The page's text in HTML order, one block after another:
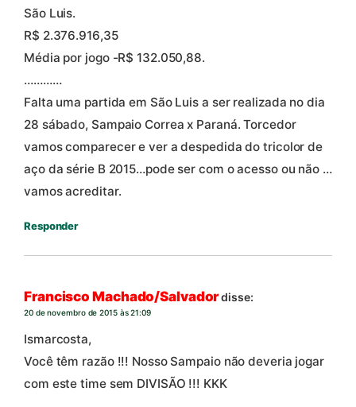
São Luis.
R$ 2.376.916,35
Média por jogo -R$ 132.050,88.
…………
Falta uma partida em São Luis a ser realizada no dia
28 sábado, Sampaio Correa x Paraná. Torcedor
vamos comparecer e ver a despedida do tricolor de
aço da série B 2015…pode ser com o acesso ou não …
vamos acreditar.
Responder
Francisco Machado/Salvadordisse:
20 de novembro de 2015 às 21:09
Ismarcosta,
Você têm razão !!! Nosso Sampaio não deveria jogar
com este time sem DIVISÃO !!! KKK